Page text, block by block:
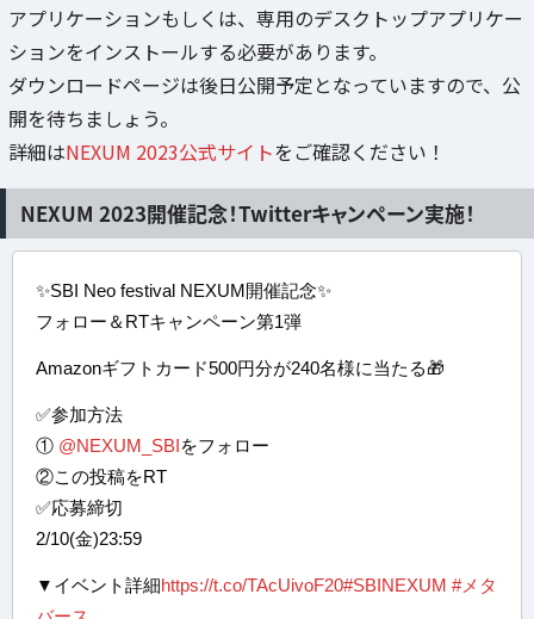
アプリケーションもしくは、専用のデスクトップアプリケー
ションをインストールする必要があります。
ダウンロードページは後日公開予定となっていますので、公
開を待ちましょう。
詳細はNEXUM 2023公式サイトをご確認ください！
NEXUM 2023開催記念！Twitterキャンペーン実施！
✨SBI Neo festival NEXUM開催記念✨
フォロー＆RTキャンペーン第1弾
Amazonギフトカード500円分が240名様に当たる🎁
✅参加方法
① @NEXUM_SBI​をフォロー
②この投稿をRT
✅応募締切
2/10(金)23:59
▼イベント詳細https://t.co/TAcUivoF20#SBINEXUM #メタ